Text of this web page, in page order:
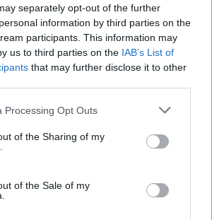
separately opt-out of the further
information by third parties on the
participants. This information may
us to third parties on the IAB’s List of
that may further disclose it to other
website/app uses one or more Google
or usage behaviour. You may click to
to Google and its third-party tags to
specified purposes in below Google
Processing Opt Outs
of the Sharing of my
of the Sale of my
érthető, hogy például a
szülőktől, lengyel
születettWojtek Wolski, aki való
kezdett jégkorongozni, miért nem
válogatottban. Tulajdonképpen
ezt meg neki? Főleg annak
vagyDarcy Werenka
osztrák. Az
elfogadta a jégkorongos
egyáltalán nem magától
nem léphet jégre Lengyelország
egy láthatatlan belső policyre